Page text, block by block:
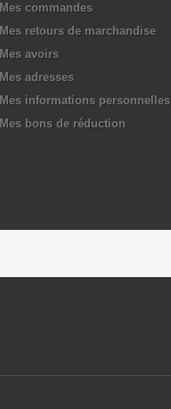
Mes commandes
Mes retours de marchandise
Mes avoirs
Mes adresses
Mes informations personnelles
Mes bons de réduction